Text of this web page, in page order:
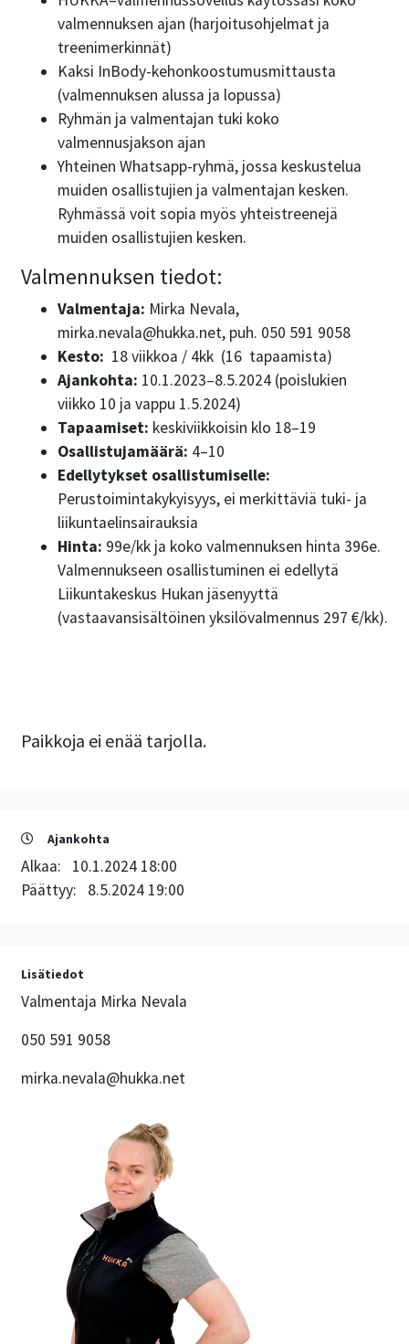
valmennuksen ajan (harjoitusohjelmat ja
treenimerkinnät)
Kaksi InBody-kehonkoostumusmittausta
(valmennuksen alussa ja lopussa)
Ryhmän ja valmentajan tuki koko
valmennusjakson ajan
Yhteinen Whatsapp-ryhmä, jossa keskustelua
muiden osallistujien ja valmentajan kesken.
Ryhmässä voit sopia myös yhteistreenejä
muiden osallistujien kesken.
Valmennuksen tiedot:
Valmentaja: Mirka Nevala,
mirka.nevala@hukka.net, puh. 050 591 9058
Kesto: 18 viikkoa / 4kk (16 tapaamista)
Ajankohta: 10.1.2023–8.5.2024 (poislukien
viikko 10 ja vappu 1.5.2024)
Tapaamiset: keskiviikkoisin klo 18–19
Osallistujamäärä: 4–10
Edellytykset osallistumiselle:
Perustoimintakykyisyys, ei merkittäviä tuki- ja
liikuntaelinsairauksia
Hinta: 99e/kk ja koko valmennuksen hinta 396e.
Valmennukseen osallistuminen ei edellytä
Liikuntakeskus Hukan jäsenyyttä
(vastaavansisältöinen yksilövalmennus 297 €/kk).
Paikkoja ei enää tarjolla.
Ajankohta
Alkaa: 10.1.2024 18:00
Päättyy: 8.5.2024 19:00
Lisätiedot
Valmentaja Mirka Nevala
050 591 9058
mirka.nevala@hukka.net